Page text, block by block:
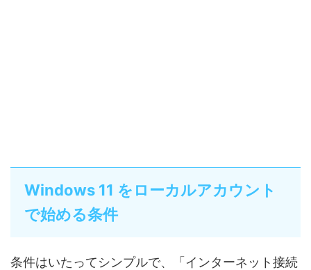
Windows 11 をローカルアカウント
で始める条件
条件はいたってシンプルで、「インターネット接続